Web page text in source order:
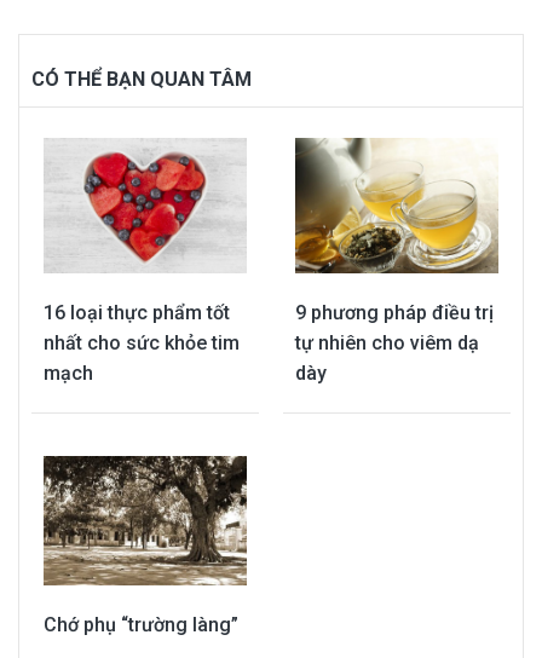
CÓ THỂ BẠN QUAN TÂM
16 loại thực phẩm tốt
nhất cho sức khỏe tim
mạch
9 phương pháp điều trị
tự nhiên cho viêm dạ
dày
Chớ phụ “trường làng”